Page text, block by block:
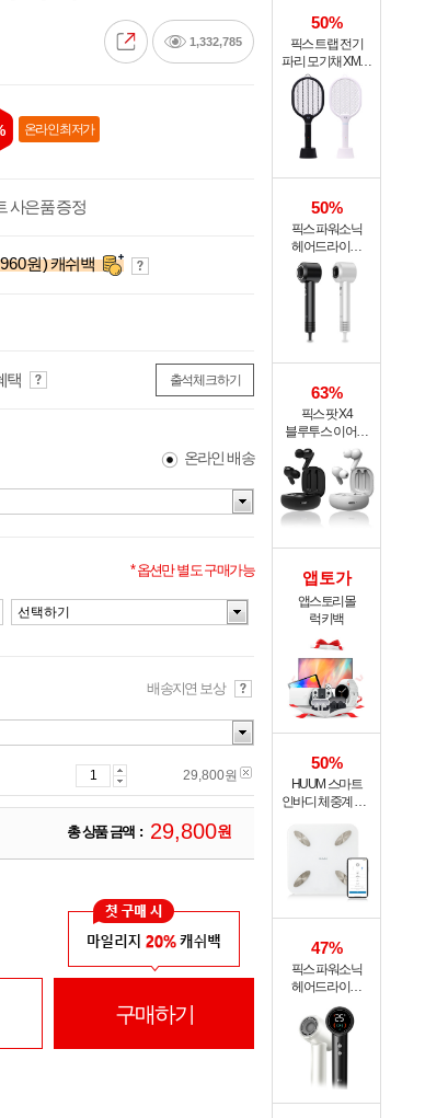
1,332,785
온라인 최저가
사은품 증정
원)캐쉬백
택 출석체크하기
온라인 배송
* 옵션만 별도 구매가능
선택하기
배송지연 보상
29,800원
총 상품 금액 : 29,800원
구매하기
50%
픽스 트랩 전기
파리 모기채 XMR-
301
50%
픽스 파워소닉
헤어드라이기
XHS-701
63%
픽스 팟 X4
블루투스 이어폰
XWS-303
앱토가
앱스토리몰
럭키백
50%
HUUM 스마트
인바디 체중계 SB-
47%
픽스 파워소닉
헤어드라이기
XHS-702